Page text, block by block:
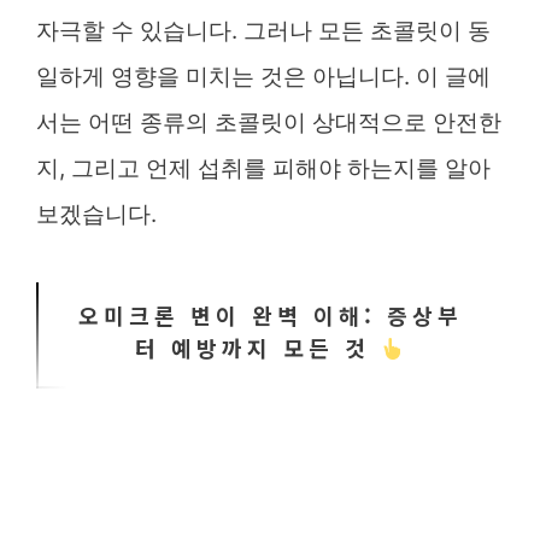
자극할 수 있습니다. 그러나 모든 초콜릿이 동
일하게 영향을 미치는 것은 아닙니다. 이 글에
서는 어떤 종류의 초콜릿이 상대적으로 안전한
지, 그리고 언제 섭취를 피해야 하는지를 알아
보겠습니다.
오미크론 변이 완벽 이해: 증상부
터 예방까지 모든 것